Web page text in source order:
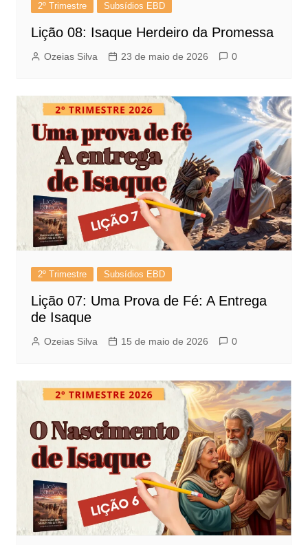
2º Trimestre Subsídios EBD
Lição 08: Isaque Herdeiro da Promessa
Ozeias Silva 23 de maio de 2026 0
2º Trimestre Subsídios EBD
Lição 07: Uma Prova de Fé: A Entrega
de Isaque
Ozeias Silva 15 de maio de 2026 0